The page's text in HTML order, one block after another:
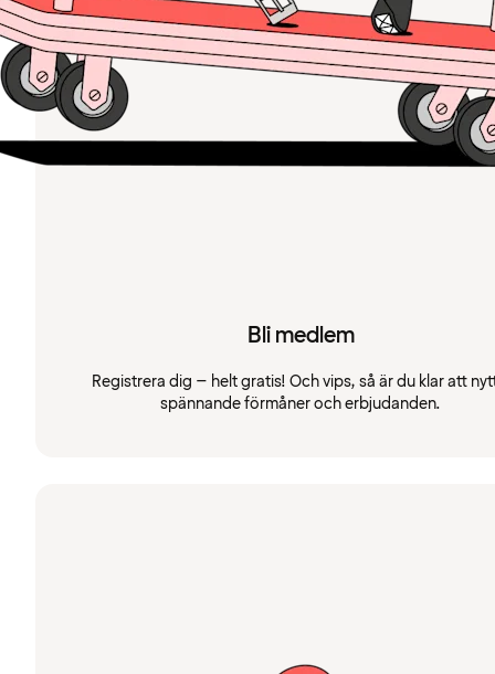
Bli medlem
Registrera dig – helt gratis! Och vips, så är du klar att
spännande förmåner och erbjudanden.